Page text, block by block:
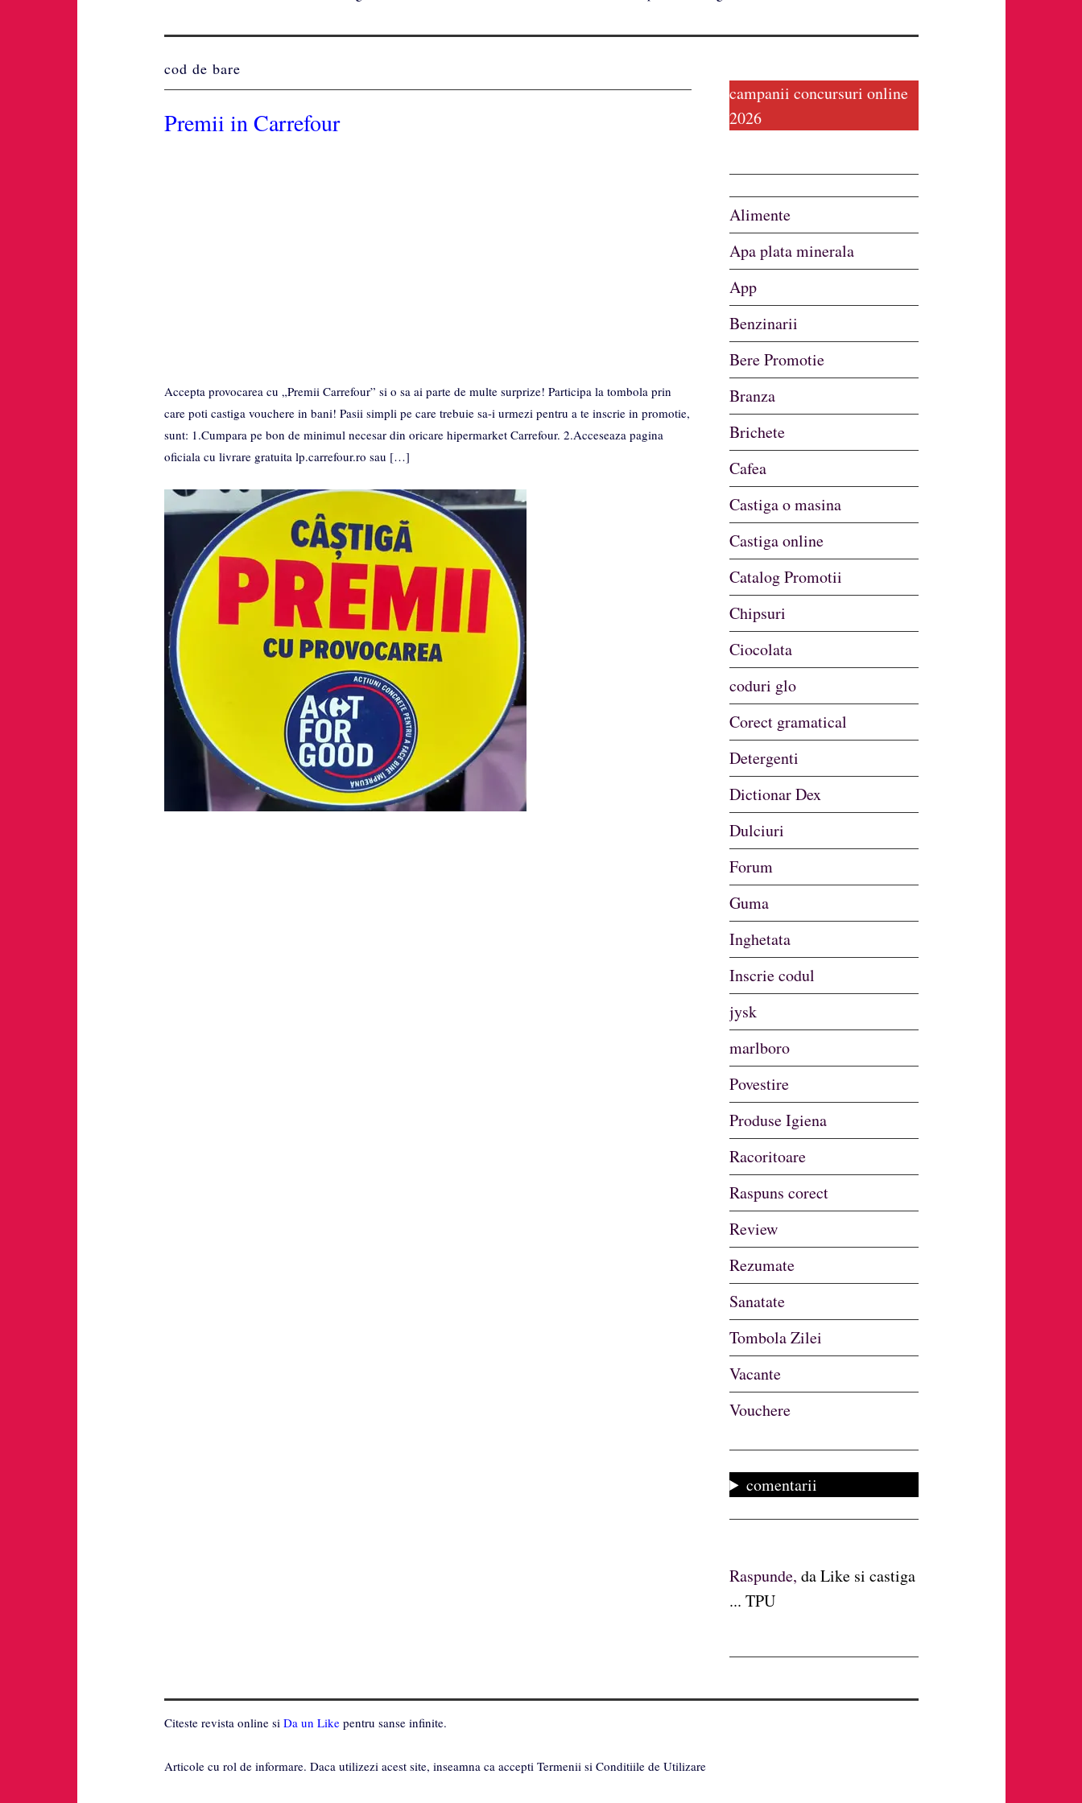
cod de bare
Premii in Carrefour
Accepta provocarea cu „Premii Carrefour” si o sa ai parte de multe surprize! Participa la tombola prin
care poti castiga vouchere in bani! Pasii simpli pe care trebuie sa-i urmezi pentru a te inscrie in promotie,
sunt: 1.Cumpara pe bon de minimul necesar din oricare hipermarket Carrefour. 2.Acceseaza pagina
oficiala cu livrare gratuita lp.carrefour.ro sau […]
campanii concursuri online
2026
Alimente
Apa plata minerala
App
Benzinarii
Bere Promotie
Branza
Brichete
Cafea
Castiga o masina
Castiga online
Catalog Promotii
Chipsuri
Ciocolata
coduri glo
Corect gramatical
Detergenti
Dictionar Dex
Dulciuri
Forum
Guma
Inghetata
Inscrie codul
jysk
marlboro
Povestire
Produse Igiena
Racoritoare
Raspuns corect
Review
Rezumate
Sanatate
Tombola Zilei
Vacante
Vouchere
comentarii
Raspunde, da Like si castiga
... TPU
Citeste revista online si Da un Likepentru sanse infinite.
Articole cu rol de informare. Daca utilizezi acest site, inseamna ca accepti Termenii si Conditiile de Utilizare